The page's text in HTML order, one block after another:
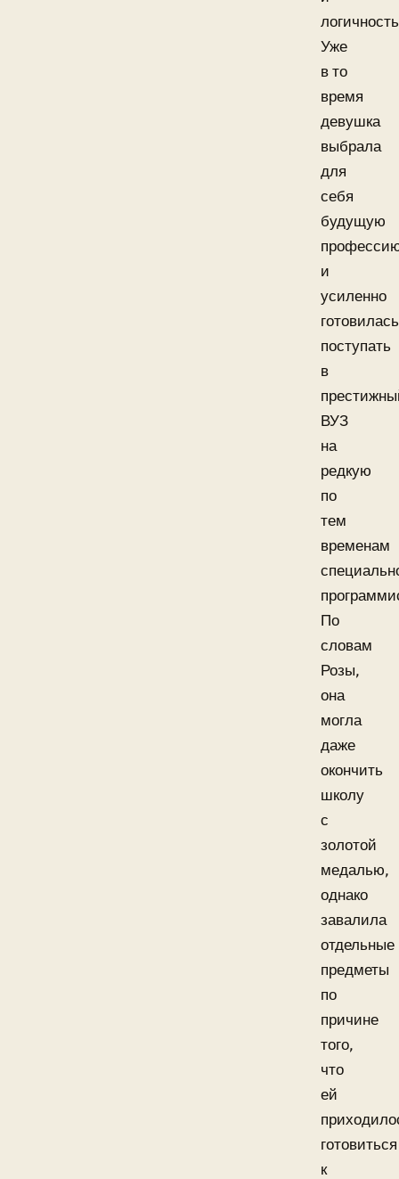
Уже
в то
время
девушка
выбрала
для
себя
будущую
и
усиленно
готовилась
поступать
в
ВУЗ
на
редкую
по
тем
временам
По
словам
Розы,
она
могла
даже
окончить
школу
с
золотой
медалью,
однако
завалила
отдельные
предметы
по
причине
того,
что
ей
готовиться
к